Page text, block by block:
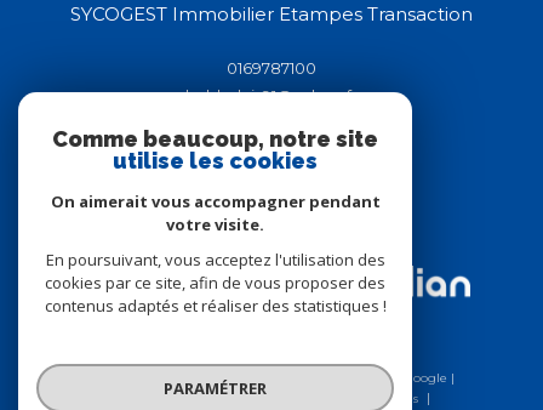
SYCOGEST Immobilier Etampes Transaction
0169787100
helderluis91@yahoo.fr
91150
étampes
Adhérents
© 2026 | Tous droits réservés | Traduction powered by Google |
Nos honoraires
Plan du site Mentions légales
Comme beaucoup, notre site
utilise les cookies
On aimerait vous accompagner pendant
votre visite.
En poursuivant, vous acceptez l'utilisation des
cookies par ce site, afin de vous proposer des
contenus adaptés et réaliser des statistiques !
PARAMÉTRER